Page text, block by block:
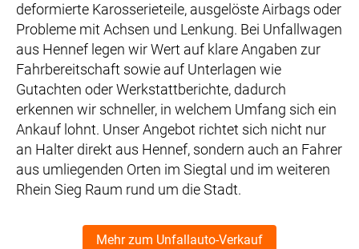
deformierte Karosserieteile, ausgelöste Airbags oder
Probleme mit Achsen und Lenkung. Bei Unfallwagen
aus Hennef legen wir Wert auf klare Angaben zur
Fahrbereitschaft sowie auf Unterlagen wie
Gutachten oder Werkstattberichte, dadurch
erkennen wir schneller, in welchem Umfang sich ein
Ankauf lohnt. Unser Angebot richtet sich nicht nur
an Halter direkt aus Hennef, sondern auch an Fahrer
aus umliegenden Orten im Siegtal und im weiteren
Rhein Sieg Raum rund um die Stadt.
Mehr zum Unfallauto-Verkauf